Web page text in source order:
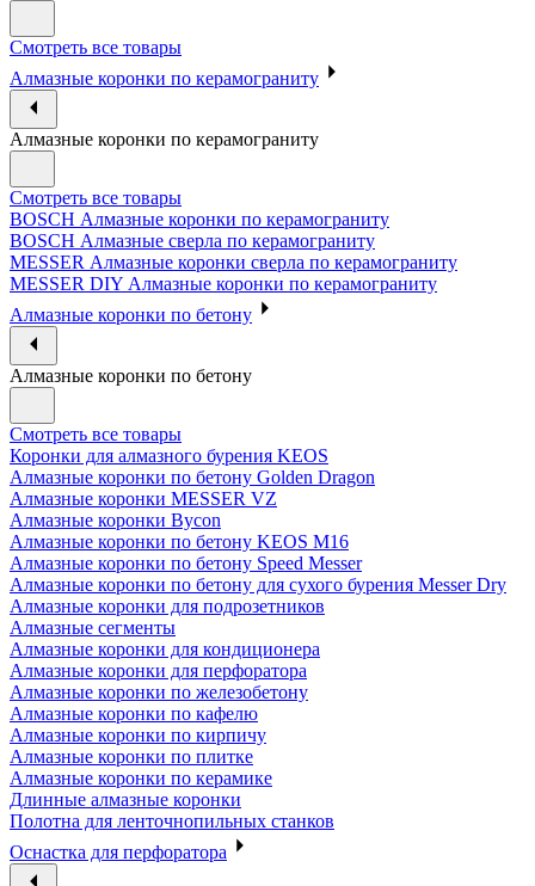
Смотреть все товары
Алмазные коронки по керамограниту
Алмазные коронки по керамограниту
Смотреть все товары
BOSCH Алмазные коронки по керамограниту
BOSCH Алмазные сверла по керамограниту
MESSER Алмазные коронки сверла по керамограниту
MESSER DIY Алмазные коронки по керамограниту
Алмазные коронки по бетону
Алмазные коронки по бетону
Смотреть все товары
Коронки для алмазного бурения KEOS
Алмазные коронки по бетону Golden Dragon
Алмазные коронки MESSER VZ
Алмазные коронки Bycon
Алмазные коронки по бетону KEOS M16
Алмазные коронки по бетону Speed Messer
Алмазные коронки по бетону для сухого бурения Messer Dry
Алмазные коронки для подрозетников
Алмазные сегменты
Алмазные коронки для кондиционера
Алмазные коронки для перфоратора
Алмазные коронки по железобетону
Алмазные коронки по кафелю
Алмазные коронки по кирпичу
Алмазные коронки по плитке
Алмазные коронки по керамике
Длинные алмазные коронки
Полотна для ленточнопильных станков
Оснастка для перфоратора